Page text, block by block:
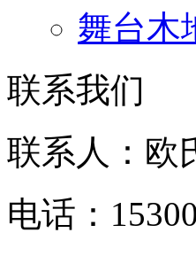
舞台木
联系我们
联系人：欧
电话：